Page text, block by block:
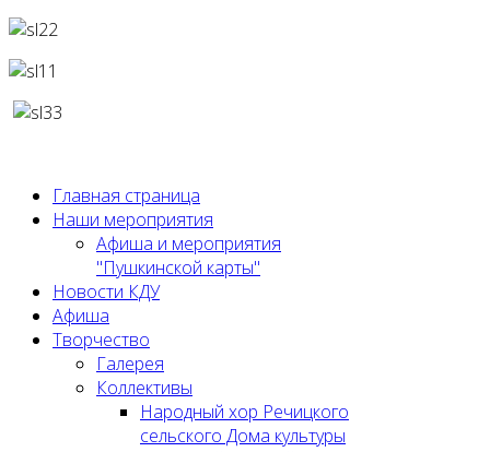
Главная страница
Наши мероприятия
Афиша и мероприятия
"Пушкинской карты"
Новости КДУ
Афиша
Творчество
Галерея
Коллективы
Народный хор Речицкого
сельского Дома культуры